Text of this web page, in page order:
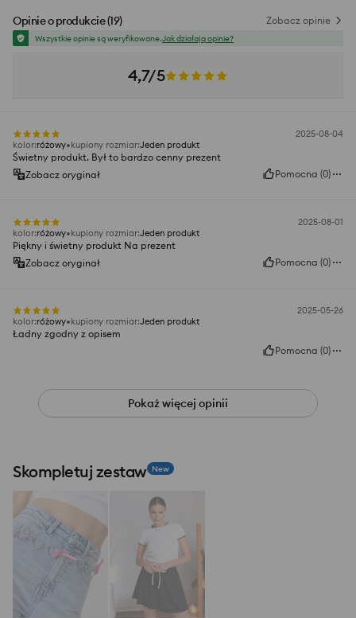
Opinie o produkcie(19) Zobacz opinie
Wszystkie opinie są weryfikowane.Jak działają opinie?
4,7/5
2025-08-04
kolor:różowy kupiony rozmiar:Jeden produkt
Świetny produkt. Był to bardzo cenny prezent
Zobacz oryginał
Pomocna (0)
2025-08-01
kolor:różowy kupiony rozmiar:Jeden produkt
Piękny i świetny produkt Na prezent
Zobacz oryginał
Pomocna (0)
2025-05-26
kolor:różowy kupiony rozmiar:Jeden produkt
Ładny zgodny z opisem
Pomocna (0)
Pokaż więcej opinii
Skompletuj zestaw New